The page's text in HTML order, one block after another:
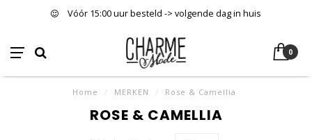
Vóór 15:00 uur besteld -> volgende dag in huis
0
Home / MERKEN / Rose & Camellia
ROSE & CAMELLIA